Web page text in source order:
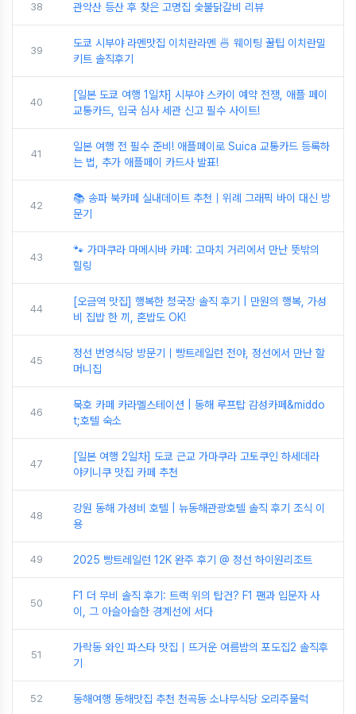
38 관악산 등산 후 찾은 고명집 숯불닭갈비 리뷰
39
도쿄 시부야 라멘맛집 이치란라멘 🍜 웨이팅 꿀팁 이치란밀
키트 솔직후기
40
[일본 도쿄 여행 1일차] 시부야 스카이 예약 전쟁, 애플 페이
교통카드, 입국 심사 세관 신고 필수 사이트!
41
일본 여행 전 필수 준비! 애플페이로 Suica 교통카드 등록하
는 법, 추가 애플페이 카드사 발표!
42
📚 송파 북카페 실내데이트 추천｜위례 그래픽 바이 대신 방
문기
43
🐾 가마쿠라 마메시바 카페: 고마치 거리에서 만난 뜻밖의
힐링
44
[오금역 맛집] 행복한 청국장 솔직 후기 | 만원의 행복, 가성
비 집밥 한 끼, 혼밥도 OK!
45
정선 번영식당 방문기｜빵트레일런 전야, 정선에서 만난 할
머니집
46
묵호 카페 카라멜스테이션 | 동해 루프탑 감성카페&middo
t;호텔 숙소
47
[일본 여행 2일차] 도쿄 근교 가마쿠라 고토쿠인 하세데라
야키니쿠 맛집 카페 추천
48
강원 동해 가성비 호텔 | 뉴동해관광호텔 솔직 후기 조식 이
용
49 2025 빵트레일런 12K 완주 후기 @ 정선 하이원리조트
50
F1 더 무비 솔직 후기: 트랙 위의 탑건? F1 팬과 입문자 사
이, 그 아슬아슬한 경계선에 서다
51
가락동 와인 파스타 맛집｜뜨거운 여름밤의 포도집2 솔직후
기
52 동해여행 동해맛집 추천 천곡동 소나무식당 오리주물럭